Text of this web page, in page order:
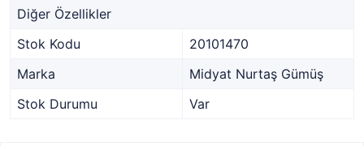
Diğer Özellikler
Stok Kodu
20101470
Marka
Midyat Nurtaş Gümüş
Stok Durumu
Var